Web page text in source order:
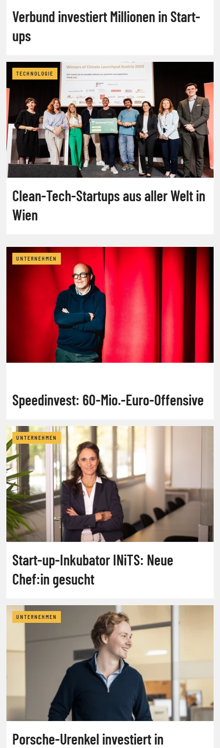
Verbund investiert Millionen in Start-
ups
TECHNOLOGIE
Clean-Tech-Startups aus aller Welt in
Wien
UNTERNEHMEN
Speedinvest: 60-Mio.-Euro-Offensive
UNTERNEHMEN
Start-up-Inkubator INiTS: Neue
Chef:in gesucht
UNTERNEHMEN
Porsche-Urenkel investiert in